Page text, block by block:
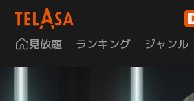
見放題 ランキング ジャンル